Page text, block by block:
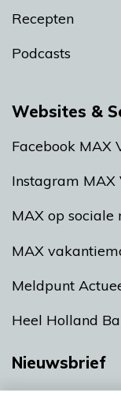
Recepten
Podcasts
Websites &
Facebook MAX
Instagram MAX
MAX op sociale
MAX
Meldpunt
Heel Holland
Nieuwsbrief